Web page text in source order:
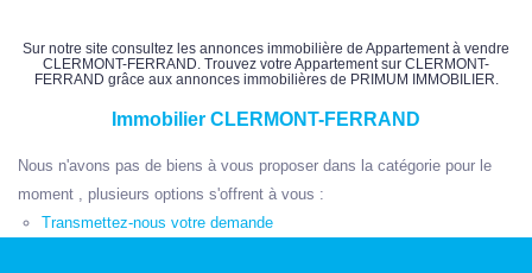
Sur notre site consultez les annonces immobilière de Appartement à vendre
CLERMONT-FERRAND. Trouvez votre Appartement sur CLERMONT-
FERRAND grâce aux annonces immobilières de PRIMUM IMMOBILIER.
Immobilier CLERMONT-FERRAND
Nous n'avons pas de biens à vous proposer dans la catégorie pour le
moment , plusieurs options s'offrent à vous :
Transmettez-nous votre demande